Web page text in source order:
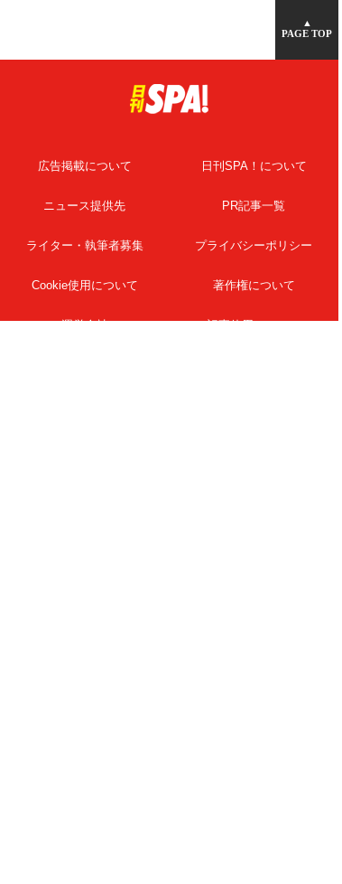
▲
PAGE TOP
広告掲載について 日刊SPA！について
ニュース提供先 PR記事一覧
ライター・執筆者募集 プライバシーポリシー
Cookie使用について 著作権について
運営会社 記事使用について